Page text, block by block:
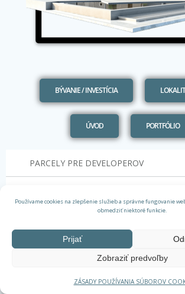
Používame cookies na zlepšenie služieb a správne fungovanie
obmedziť niektoré funkcie.
Prijať
Zobraziť predvoľby
ZÁSADY POUŽÍVANIA SÚBOROV
BÝVANIE / INVESTÍCIA
ÚVOD PORTFÓLIO
PARCELY PRE DEVELOPEROV
GDPR PRAVIDLÁ